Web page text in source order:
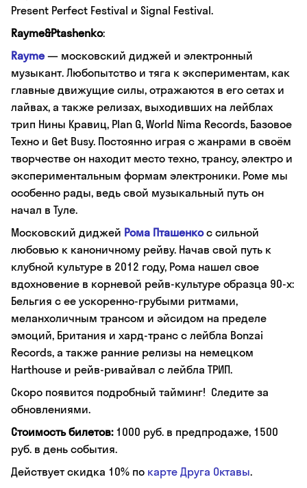
Present Perfect Festival и Signal Festival.
Rayme&Ptashenko:
Rayme — московский диджей и электронный
музыкант. Любопытство и тяга к экспериментам, как
главные движущие силы, отражаются в его сетах и
лайвах, а также релизах, выходивших на лейблах
трип Нины Кравиц, Plan G, World Nima Records, Базовое
Техно и Get Busy. Постоянно играя с жанрами в своём
творчестве он находит место техно, трансу, электро и
экспериментальным формам электроники. Роме мы
особенно рады, ведь свой музыкальный путь он
начал в Туле.
Московский диджей Рома Пташенкос сильной
любовью к каноничному рейву. Начав свой путь к
клубной культуре в 2012 году, Рома нашел свое
вдохновение в корневой рейв-культуре образца 90-х:
Бельгия с ее ускоренно-грубыми ритмами,
меланхоличным трансом и эйсидом на пределе
эмоций, Британия и хард-транс с лейбла Bonzai
Records, а также ранние релизы на немецком
Harthouse и рейв-ривайвал с лейбла ТРИП.
Cкоро появится подробный тайминг! Следите за
обновлениями.
Стоимость билетов:1000 руб. в предпродаже, 1500
руб. в день события.
Действует скидка 10% по карте Друга Октавы.